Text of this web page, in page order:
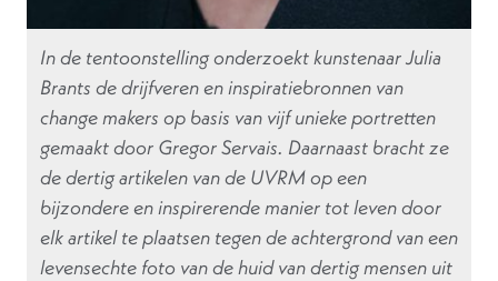
In de tentoonstelling onderzoekt kunstenaar Julia
Brants de drijfveren en inspiratiebronnen van
change makers op basis van vijf unieke portretten
gemaakt door Gregor Servais. Daarnaast bracht ze
de dertig artikelen van de UVRM op een
bijzondere en inspirerende manier tot leven door
elk artikel te plaatsen tegen de achtergrond van een
levensechte foto van de huid van dertig mensen uit